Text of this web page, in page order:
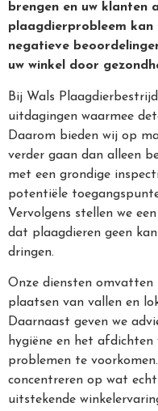
brengen en uw klanten
plaagdierprobleem
negatieve
uw winkel door
Bij Wals
uitdagingen waarmee
Daarom bieden wij op
verder gaan dan alleen
met een grondige
potentiële
Vervolgens stellen we
dat plaagdieren geen
dringen.
Onze diensten omvatten
plaatsen van vallen en
Daarnaast geven we
hygiëne en het
problemen te
concentreren op wat
uitstekende